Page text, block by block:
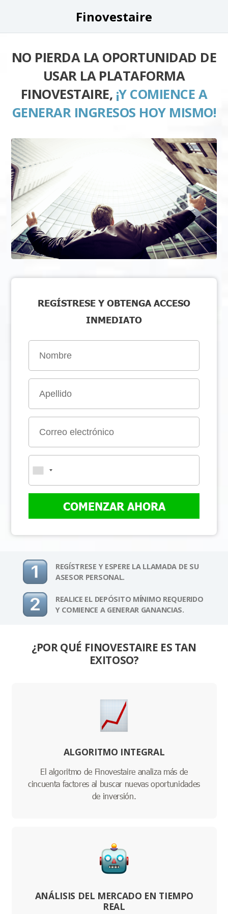
Finovestaire
NO PIERDA LA OPORTUNIDAD DE
USAR LA PLATAFORMA
FINOVESTAIRE, ¡Y COMIENCE A
GENERAR INGRESOS HOY MISMO!
REGÍSTRESE Y OBTENGA ACCESO
INMEDIATO
COMENZAR AHORA
REGÍSTRESE Y ESPERE LA LLAMADA DE SU
ASESOR PERSONAL.
REALICE EL DEPÓSITO MÍNIMO REQUERIDO
Y COMIENCE A GENERAR GANANCIAS.
¿POR QUÉ FINOVESTAIRE ES TAN
EXITOSO?
ALGORITMO INTEGRAL
El algoritmo de Finovestaire analiza más de
cincuenta factores al buscar nuevas oportunidades
de inversión.
ANÁLISIS DEL MERCADO EN TIEMPO
REAL